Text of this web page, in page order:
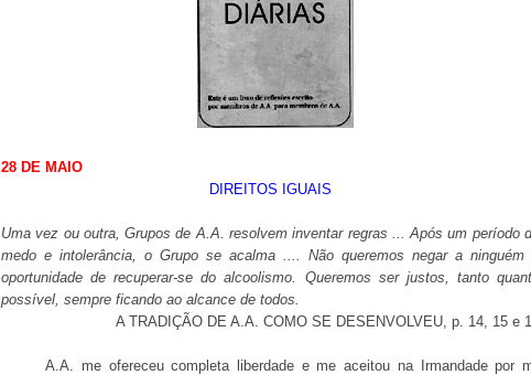
28 DE MAIO
DIREITOS IGUAIS
Uma vez ou outra, Grupos de A.A. resolvem inventar regras ... Após um período
medo e intolerância, o Grupo se acalma .... Não queremos negar a ninguém
oportunidade de recuperar-se do alcoolismo. Queremos ser justos, tanto
possível, sempre ficando ao alcance de todos.
A TRADIÇÃO DE A.A. COMO SE DESENVOLVEU, p. 14, 15 e
A.A. me ofereceu completa liberdade e me aceitou na Irmandade por